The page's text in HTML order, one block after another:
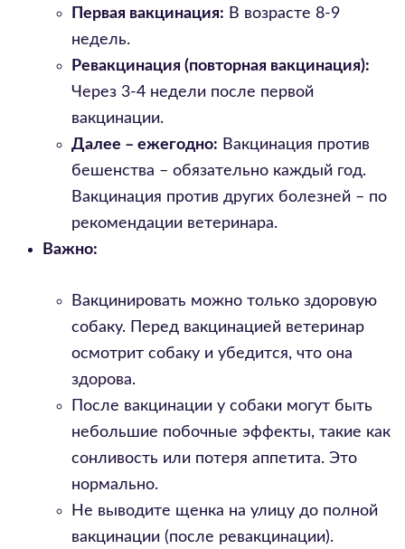
Первая вакцинация: В возрасте 8-9
недель.
Ревакцинация (повторная вакцинация):
Через 3-4 недели после первой
вакцинации.
Далее – ежегодно: Вакцинация против
бешенства – обязательно каждый год.
Вакцинация против других болезней – по
рекомендации ветеринара.
Важно:
Вакцинировать можно только здоровую
собаку. Перед вакцинацией ветеринар
осмотрит собаку и убедится, что она
здорова.
После вакцинации у собаки могут быть
небольшие побочные эффекты, такие как
сонливость или потеря аппетита. Это
нормально.
Не выводите щенка на улицу до полной
вакцинации (после ревакцинации).